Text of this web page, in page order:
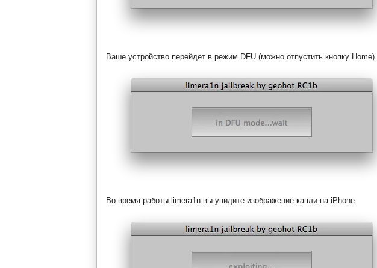
Ваше устройство перейдет в режим DFU (можно отпустить кнопку Home).
Во время работы limera1n вы увидите изображение капли на iPhone.